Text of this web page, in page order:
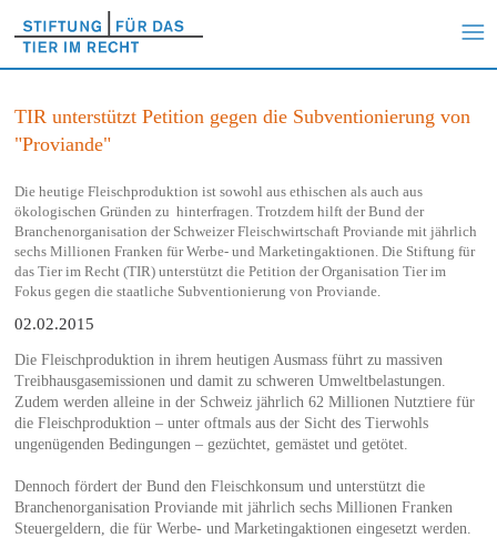
TIR unterstützt Petition gegen die Subventionierung von
"Proviande"
Die heutige Fleischproduktion ist sowohl aus ethischen als auch aus
ökologischen Gründen zu hinterfragen. Trotzdem hilft der Bund der
Branchenorganisation der Schweizer Fleischwirtschaft Proviande mit jährlich
sechs Millionen Franken für Werbe- und Marketingaktionen. Die Stiftung für
das Tier im Recht (TIR) unterstützt die Petition der Organisation Tier im
Fokus gegen die staatliche Subventionierung von Proviande.
02.02.2015
Die Fleischproduktion in ihrem heutigen Ausmass führt zu massiven
Treibhausgasemissionen und damit zu schweren Umweltbelastungen.
Zudem werden alleine in der Schweiz jährlich 62 Millionen Nutztiere für
die Fleischproduktion – unter oftmals aus der Sicht des Tierwohls
ungenügenden Bedingungen – gezüchtet, gemästet und getötet.
Dennoch fördert der Bund den Fleischkonsum und unterstützt die
Branchenorganisation Proviande mit jährlich sechs Millionen Franken
Steuergeldern, die für Werbe- und Marketingaktionen eingesetzt werden.